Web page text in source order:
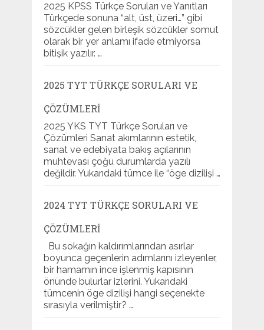
2025 KPSS Türkçe Soruları ve Yanıtları
Türkçede sonuna “alt, üst, üzeri…” gibi
sözcükler gelen birleşik sözcükler somut
olarak bir yer anlamı ifade etmiyorsa
bitişik yazılır. …
2025 TYT TÜRKÇE SORULARI VE
ÇÖZÜMLERI
2025 YKS TYT Türkçe Soruları ve
Çözümleri Sanat akımlarının estetik,
sanat ve edebiyata bakış açılarının
muhtevası çoğu durumlarda yazılı
değildir. Yukarıdaki tümce ile “öge dizilişi …
2024 TYT TÜRKÇE SORULARI VE
ÇÖZÜMLERI
Bu sokağın kaldırımlarından asırlar
boyunca geçenlerin adımlarını izleyenler,
bir hamamın ince işlenmiş kapısının
önünde bulurlar izlerini. Yukarıdaki
tümcenin öge dizilişi hangi seçenekte
sırasıyla verilmiştir? …